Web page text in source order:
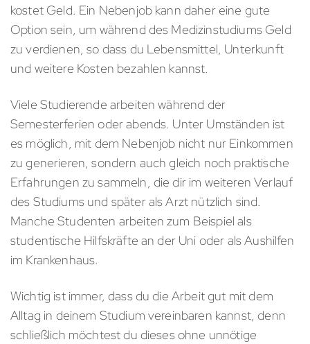
kostet Geld. Ein Nebenjob kann daher eine gute
Option sein, um während des Medizinstudiums Geld
zu verdienen, so dass du Lebensmittel, Unterkunft
und weitere Kosten bezahlen kannst.
Viele Studierende arbeiten während der
Semesterferien oder abends. Unter Umständen ist
es möglich, mit dem Nebenjob nicht nur Einkommen
zu generieren, sondern auch gleich noch praktische
Erfahrungen zu sammeln, die dir im weiteren Verlauf
des Studiums und später als Arzt nützlich sind.
Manche Studenten arbeiten zum Beispiel als
studentische Hilfskräfte an der Uni oder als Aushilfen
im Krankenhaus.
Wichtig ist immer, dass du die Arbeit gut mit dem
Alltag in deinem Studium vereinbaren kannst, denn
schließlich möchtest du dieses ohne unnötige